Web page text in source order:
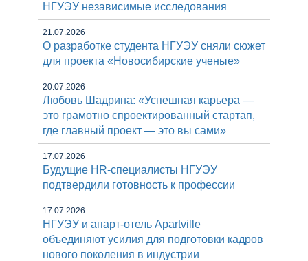
НГУЭУ независимые исследования
21.07.2026
О разработке студента НГУЭУ сняли сюжет
для проекта «Новосибирские ученые»
20.07.2026
Любовь Шадрина: «Успешная карьера —
это грамотно спроектированный стартап,
где главный проект — это вы сами»
17.07.2026
Будущие HR-специалисты НГУЭУ
подтвердили готовность к профессии
17.07.2026
НГУЭУ и апарт-отель Apartville
объединяют усилия для подготовки кадров
нового поколения в индустрии